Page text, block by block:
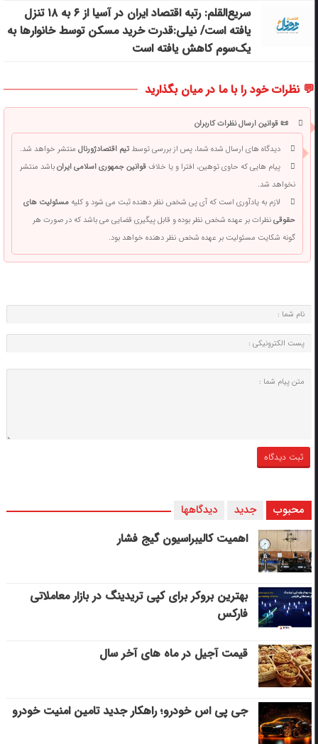
سریع‌القلم: رتبه اقتصاد ایران در آسیا از ۶ به ۱۸ تنزل
یافته است/ نیلی:قدرت خرید مسکن توسط خانوارها به
یک‌سوم کاهش یافته است
💬 نظرات خود را با ما در میان بگذارید
📜 قوانین ارسال نظرات کاربران
دیدگاه های ارسال شده شما، پس از بررسی توسطتیم اقتصادژورنالمنتشر خواهد شد.
پیام هایی که حاوی توهین، افترا و یا خلافقوانین جمهوری اسلامی ایرانباشد منتشر
نخواهد شد.
لازم به یادآوری است که آی پی شخص نظر دهنده ثبت می شود و کلیهمسئولیت های
حقوقینظرات بر عهده شخص نظر بوده و قابل پیگیری قضایی می باشد که در صورت هر
گونه شکایت مسئولیت بر عهده شخص نظر دهنده خواهد بود.
محبوب جدید دیدگاهها
اهمیت کالیبراسیون گیج فشار
بهترین بروکر برای کپی‌ تریدینگ در بازار معاملاتی
فارکس
قیمت آجیل در ماه های آخر سال
جی پی اس خودرو؛ راهکار جدید تامین امنیت خودرو